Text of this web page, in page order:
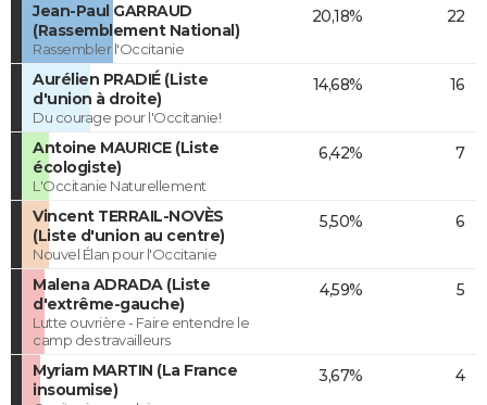
Jean-Paul GARRAUD
(Rassemblement National)
Rassembler l'Occitanie
20,18% 22
Aurélien PRADIÉ (Liste
d'union à droite)
Du courage pour l'Occitanie!
14,68% 16
Antoine MAURICE (Liste
écologiste)
L'Occitanie Naturellement
6,42% 7
Vincent TERRAIL-NOVÈS
(Liste d'union au centre)
Nouvel Élan pour l'Occitanie
5,50% 6
Malena ADRADA (Liste
d'extrême-gauche)
Lutte ouvrière - Faire entendre le
camp des travailleurs
4,59% 5
Myriam MARTIN (La France
insoumise)
3,67% 4